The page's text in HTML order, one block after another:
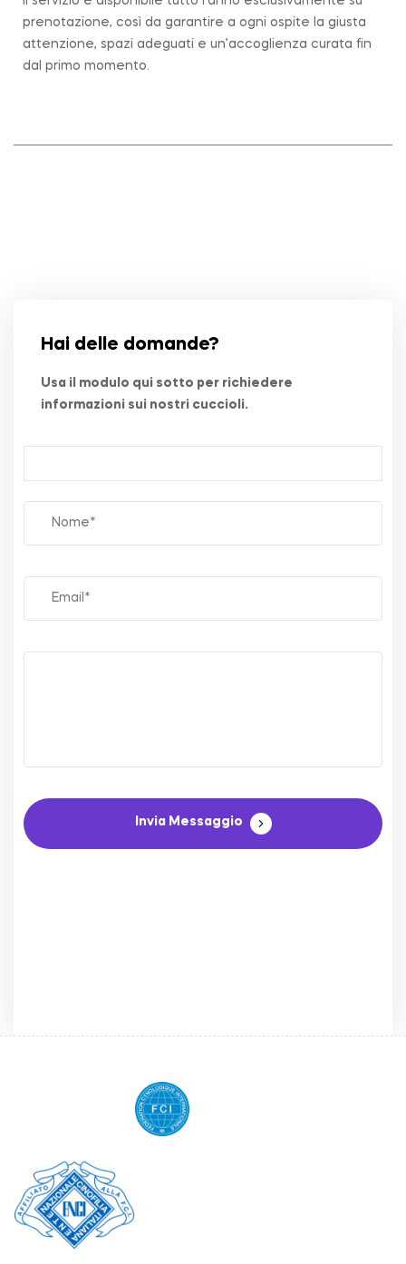
prenotazione, così da garantire a ogni ospite la giusta
attenzione, spazi adeguati e un’accoglienza curata fin
dal primo momento.
Hai delle domande?
Usa il modulo qui sotto per richiedere
informazioni sui nostri cuccioli.
Invia Messaggio